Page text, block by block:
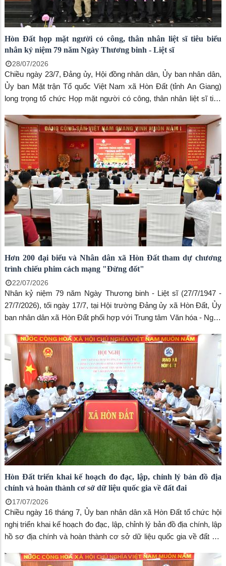
Hòn Đất họp mặt người có công, thân nhân liệt sĩ tiêu biểu
nhân kỷ niệm 79 năm Ngày Thương binh - Liệt sĩ
28/07/2026
Chiều ngày 23/7, Đảng ủy, Hội đồng nhân dân, Ủy ban nhân dân,
Ủy ban Mặt trận Tổ quốc Việt Nam xã Hòn Đất (tỉnh An Giang)
long trọng tổ chức Họp mặt người có công, thân nhân liệt sĩ tiêu
- 27/7/2026).
Hơn 200 đại biểu và Nhân dân xã Hòn Đất tham dự chương
trình chiếu phim cách mạng "Đừng đốt"
22/07/2026
Nhân kỷ niệm 79 năm Ngày Thương binh - Liệt sĩ (27/7/1947 -
27/7/2026), tối ngày 17/7, tại Hội trường Đảng ủy xã Hòn Đất, Ủy
ban nhân dân xã Hòn Đất phối hợp với Trung tâm Văn hóa - Nghệ
"Đừng đốt", thu hút hơn 200 cán bộ, công chức, viên chức, đoàn
viên, hội viên và Nhân dân trên địa bàn đến xem.
Hòn Đất triển khai kế hoạch đo đạc, lập, chỉnh lý bản đồ địa
chính và hoàn thành cơ sở dữ liệu quốc gia về đất đai
17/07/2026
Chiều ngày 16 tháng 7, Ủy ban nhân dân xã Hòn Đất tổ chức hội
nghị triển khai kế hoạch đo đạc, lập, chỉnh lý bản đồ địa chính, lập
hồ sơ địa chính và hoàn thành cơ sở dữ liệu quốc gia về đất đai
Trưởng Ban Chỉ đạo chủ trì hội nghị. Tham dự có các thành viên